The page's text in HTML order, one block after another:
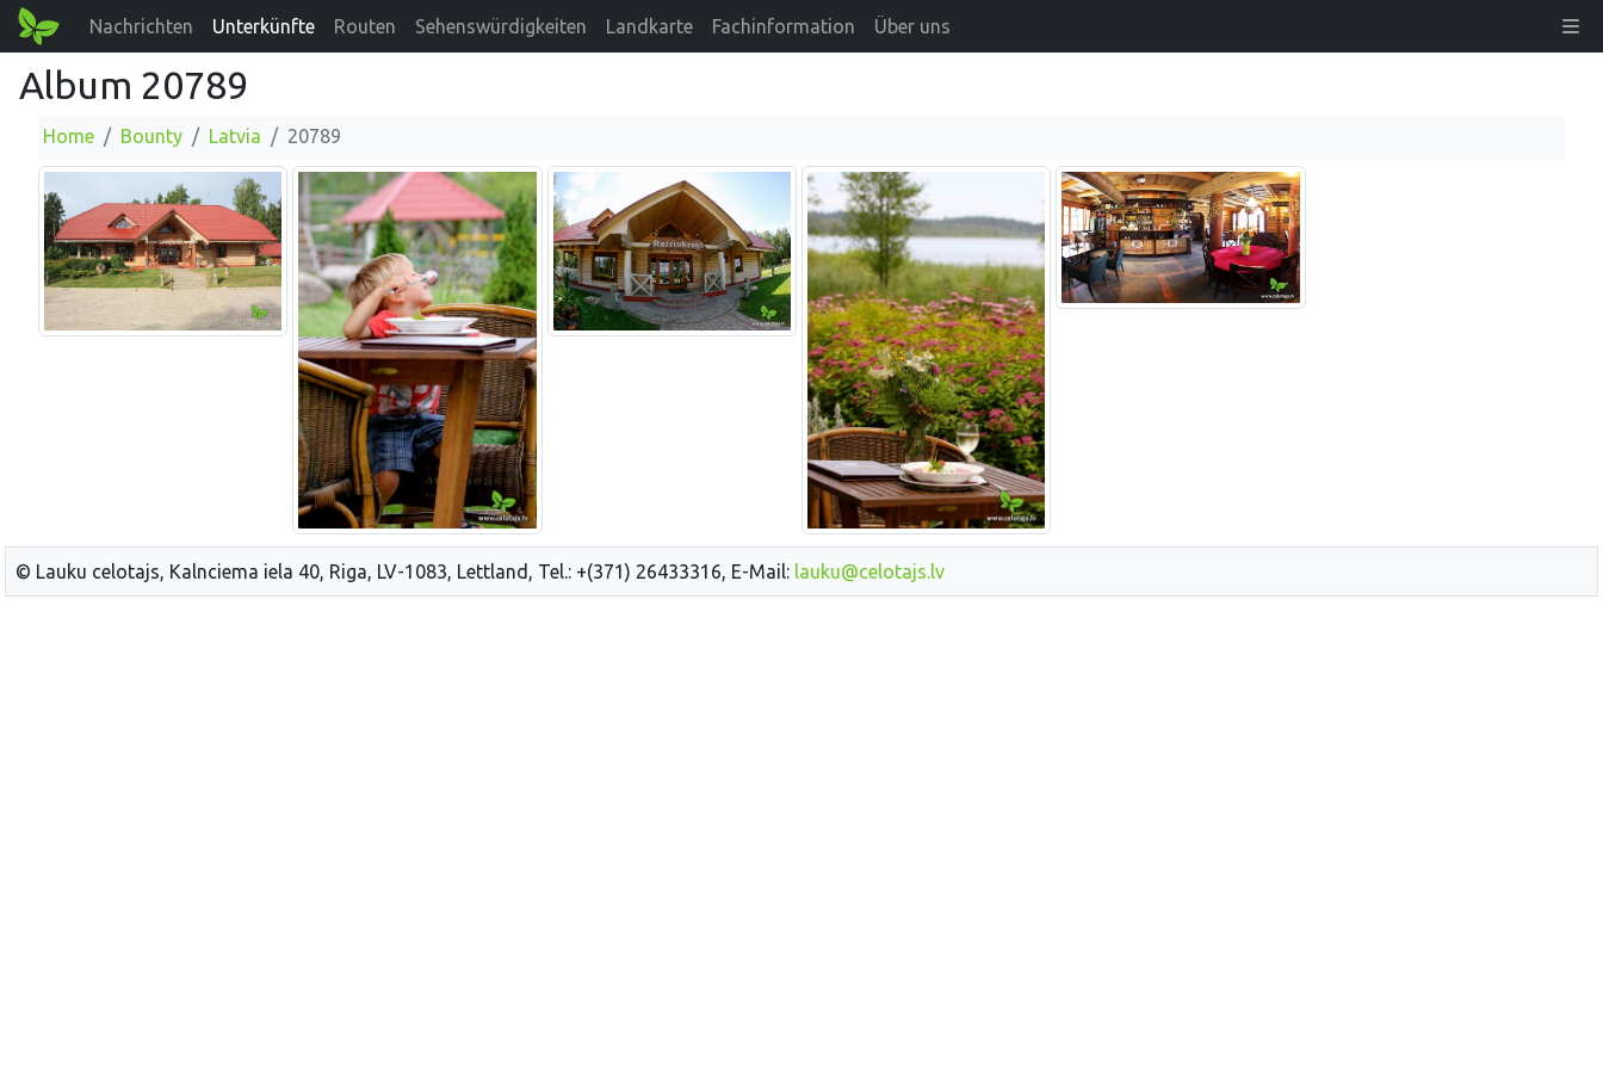
Nachrichten Unterkünfte Routen Sehenswürdigkeiten Landkarte Fachinformation Über uns
Album 20789
Home Bounty Latvia 20789
© Lauku celotajs, Kalnciema iela 40, Riga, LV-1083, Lettland, Tel.: +(371) 26433316, E-Mail: lauku@celotajs.lv